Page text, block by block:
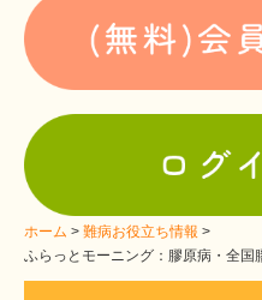
疾患別検索
疾患分類検索
支援中ホームページ一例
ホーム
難病お役立ち情報
ふらっとモーニング：膠原病・全国